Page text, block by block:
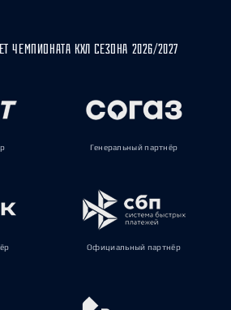
ЧЕМПИОНАТА КХЛ СЕЗОНА 2026/2027
Генеральный партнёр
Официальный партнёр